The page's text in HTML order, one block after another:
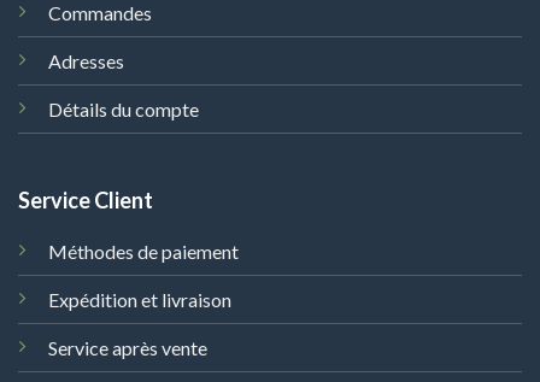
Commandes
Adresses
Détails du compte
Service Client
Méthodes de paiement
Expédition et livraison
Service après vente